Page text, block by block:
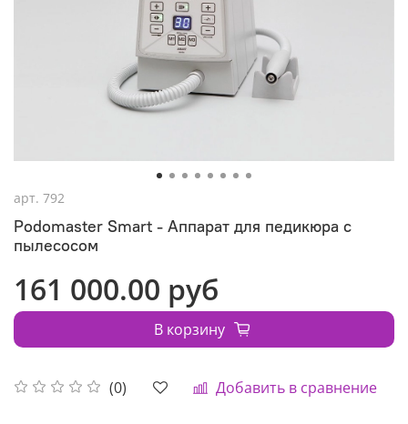
арт. 792
Podomaster Smart - Аппарат для педикюра с
пылесосом
(0) Добавить в сравнение
161 000.00 руб
В корзину